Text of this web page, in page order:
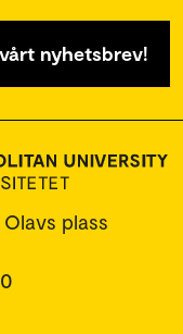
nyhetsbrev!
plass